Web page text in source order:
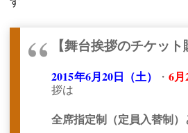
【舞台挨拶のチケット
2015年6月20日（土） ・ 6
拶は
全席指定制（定員入替制）